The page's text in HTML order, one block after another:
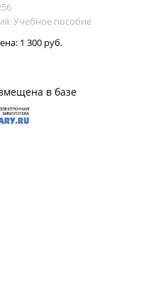
Учебное пособие
1 300 руб.
в базе